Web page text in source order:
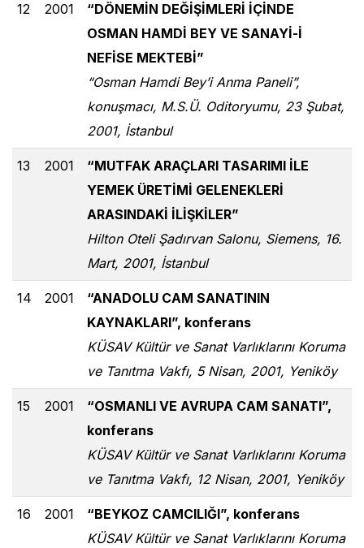
12 2001
“DÖNEMİN DEĞİŞİMLERİ İÇİNDE
OSMAN HAMDİ BEY VE SANAYİ-İ
NEFİSE MEKTEBİ”
“Osman Hamdi Bey’i Anma Paneli”,
konuşmacı, M.S.Ü. Oditoryumu, 23 Şubat,
2001, İstanbul
13 2001
“MUTFAK ARAÇLARI TASARIMI İLE
YEMEK ÜRETİMİ GELENEKLERİ
ARASINDAKİ İLİŞKİLER”
Hilton Oteli Şadırvan Salonu, Siemens, 16.
Mart, 2001, İstanbul
14 2001
“ANADOLU CAM SANATININ
KAYNAKLARI”, konferans
KÜSAV Kültür ve Sanat Varlıklarını Koruma
ve Tanıtma Vakfı, 5 Nisan, 2001, Yeniköy
15 2001
“OSMANLI VE AVRUPA CAM SANATI”,
konferans
KÜSAV Kültür ve Sanat Varlıklarını Koruma
ve Tanıtma Vakfı, 12 Nisan, 2001, Yeniköy
16 2001
“BEYKOZ CAMCILIĞI”, konferans
KÜSAV Kültür ve Sanat Varlıklarını Koruma